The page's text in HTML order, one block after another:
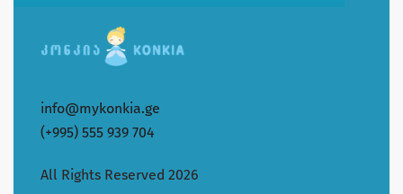
info@mykonkia.ge
(+995) 555 939 704
All Rights Reserved 2026